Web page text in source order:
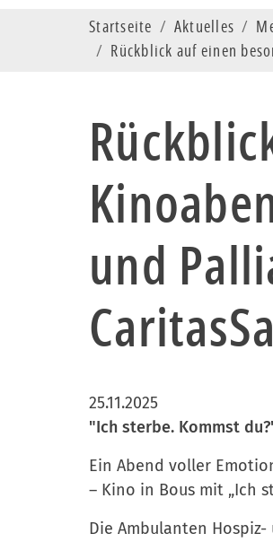
Startseite Aktuelles
Rückblick auf einen
und
25.11.2025
"Ich sterbe. Kommst
Ein Abend voller
– Kino in Bous mit „Ich
Die Ambulanten